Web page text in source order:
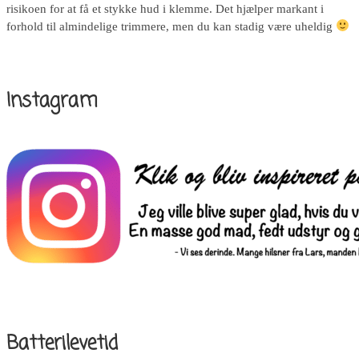
risikoen for at få et stykke hud i klemme. Det hjælper markant i
forhold til almindelige trimmere, men du kan stadig være uheldig
Instagram
Batterilevetid